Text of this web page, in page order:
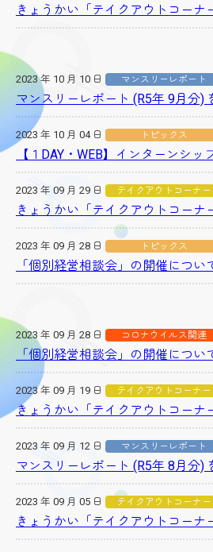
きょうかい「テイクアウトコーナ
2023 年 10 月 10 日 マンスリーレポート
マンスリーレポート (R5年 9月分)
2023 年 10 月 04 日 トピックス
【１DAY・WEB】インターンシッ
2023 年 09 月 29 日 テイクアウトコーナー
きょうかい「テイクアウトコーナ
2023 年 09 月 28 日 トピックス
「個別経営相談会」の開催につい
2023 年 09 月 28 日 コロナウイルス関連
「個別経営相談会」の開催につい
2023 年 09 月 19 日 テイクアウトコーナー
きょうかい「テイクアウトコーナ
2023 年 09 月 12 日 マンスリーレポート
マンスリーレポート (R5年 8月分)
2023 年 09 月 05 日 テイクアウトコーナー
きょうかい「テイクアウトコーナ